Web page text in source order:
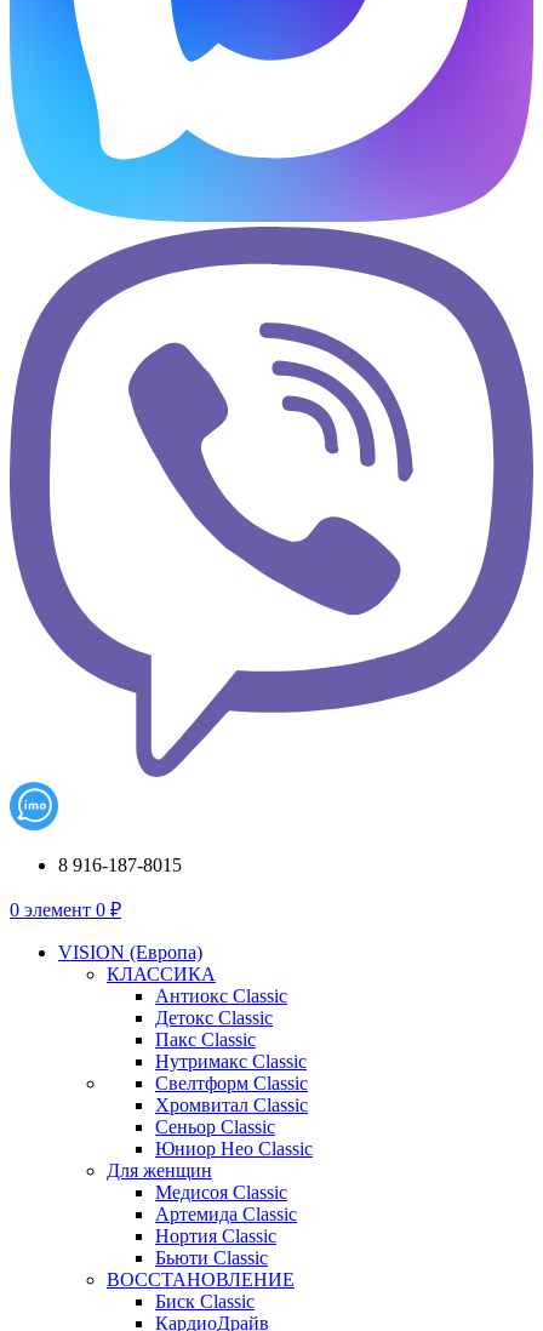
8 916-187-8015
0 элемент 0 ₽
VISION (Европа)
КЛАССИКА
Антиокс Classic
Детокс Classic
Пакс Classic
Нутримакс Classic
Свелтформ Classic
Хромвитал Classic
Сеньор Classic
Юниор Нео Classic
Для женщин
Медисоя Classic
Артемида Classic
Нортия Classic
Бьюти Classic
ВОССТАНОВЛЕНИЕ
Биск Classic
КардиоДрайв